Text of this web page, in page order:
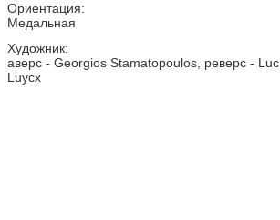
Ориентация:
Медальная
Художник:
аверс - Georgios Stamatopoulos, реверс - Luc
Luycx